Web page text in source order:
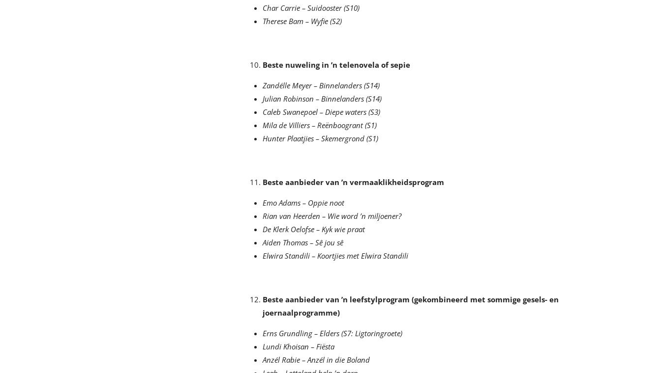
Char Carrie – Suidooster (S10)
Therese Bam – Wyfie (S2)
Beste nuweling in ’n telenovela of sepie
Zandélle Meyer – Binnelanders (S14)
Julian Robinson – Binnelanders (S14)
Caleb Swanepoel – Diepe waters (S3)
Mila de Villiers – Reënboogrant (S1)
Hunter Plaatjies – Skemergrond (S1)
Beste aanbieder van ’n vermaaklikheidsprogram
Emo Adams – Oppie noot
Rian van Heerden – Wie word ’n miljoener?
De Klerk Oelofse – Kyk wie praat
Aiden Thomas – Sê jou sê
Elwira Standili – Koortjies met Elwira Standili
Beste aanbieder van ’n leefstylprogram (gekombineerd met sommige gesels- en
joernaalprogramme)
Erns Grundling – Elders (S7: Ligtoringroete)
Lundi Khoisan – Fiësta
Anzél Rabie – Anzél in die Boland